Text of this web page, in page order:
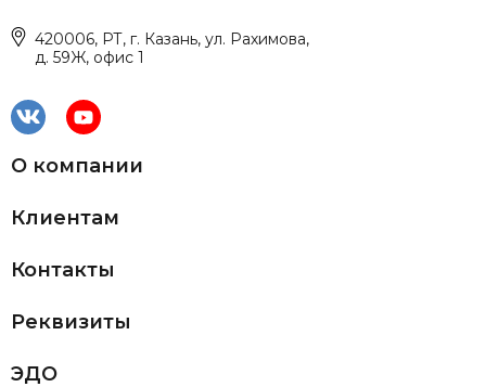
420006, РТ, г. Казань, ул. Рахимова,
д. 59Ж, офис 1
О компании
Клиентам
Контакты
Реквизиты
ЭДО